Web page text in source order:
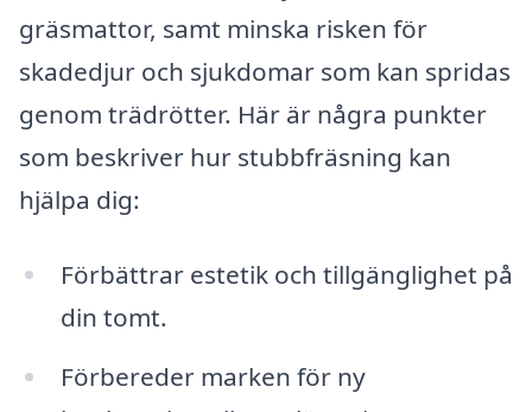
gräsmattor, samt minska risken för
skadedjur och sjukdomar som kan spridas
genom trädrötter. Här är några punkter
som beskriver hur stubbfräsning kan
hjälpa dig:
Förbättrar estetik och tillgänglighet på
din tomt.
Förbereder marken för ny